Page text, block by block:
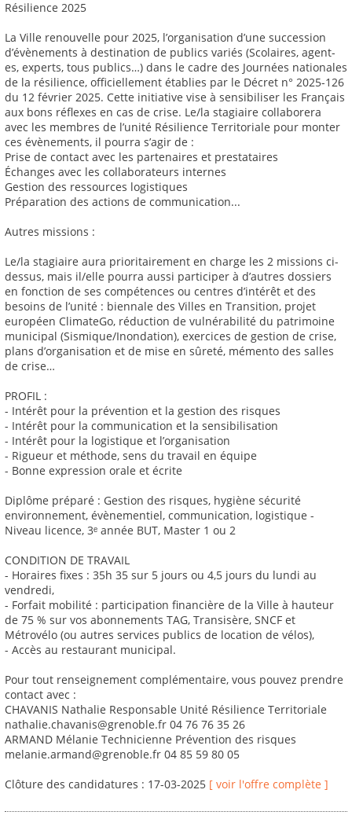
Résilience 2025
La Ville renouvelle pour 2025, l’organisation d’une succession
d’évènements à destination de publics variés (Scolaires, agent-
es, experts, tous publics…) dans le cadre des Journées nationales
de la résilience, officiellement établies par le Décret n° 2025-126
du 12 février 2025. Cette initiative vise à sensibiliser les Français
aux bons réflexes en cas de crise. Le/la stagiaire collaborera
avec les membres de l’unité Résilience Territoriale pour monter
ces évènements, il pourra s’agir de :
Prise de contact avec les partenaires et prestataires
Échanges avec les collaborateurs internes
Gestion des ressources logistiques
Préparation des actions de communication...
Autres missions :
Le/la stagiaire aura prioritairement en charge les 2 missions ci-
dessus, mais il/elle pourra aussi participer à d’autres dossiers
en fonction de ses compétences ou centres d’intérêt et des
besoins de l’unité : biennale des Villes en Transition, projet
européen ClimateGo, réduction de vulnérabilité du patrimoine
municipal (Sismique/Inondation), exercices de gestion de crise,
plans d’organisation et de mise en sûreté, mémento des salles
de crise…
PROFIL :
- Intérêt pour la prévention et la gestion des risques
- Intérêt pour la communication et la sensibilisation
- Intérêt pour la logistique et l’organisation
- Rigueur et méthode, sens du travail en équipe
- Bonne expression orale et écrite
Diplôme préparé : Gestion des risques, hygiène sécurité
environnement, évènementiel, communication, logistique -
Niveau licence, 3ᵉ année BUT, Master 1 ou 2
CONDITION DE TRAVAIL
- Horaires fixes : 35h 35 sur 5 jours ou 4,5 jours du lundi au
vendredi,
- Forfait mobilité : participation financière de la Ville à hauteur
de 75 % sur vos abonnements TAG, Transisère, SNCF et
Métrovélo (ou autres services publics de location de vélos),
- Accès au restaurant municipal.
Pour tout renseignement complémentaire, vous pouvez prendre
contact avec :
CHAVANIS Nathalie Responsable Unité Résilience Territoriale
nathalie.chavanis@grenoble.fr 04 76 76 35 26
ARMAND Mélanie Technicienne Prévention des risques
melanie.armand@grenoble.fr 04 85 59 80 05
Clôture des candidatures : 17-03-2025 [ voir l'offre complète ]